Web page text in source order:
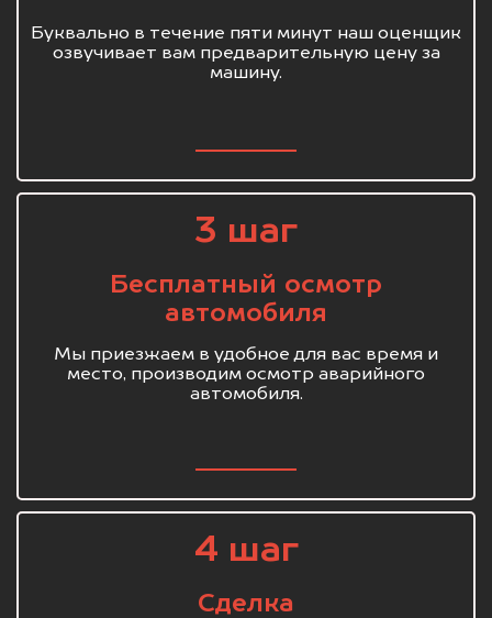
Буквально в течение пяти минут наш оценщик
озвучивает вам предварительную цену за
машину.
3 шаг
Бесплатный осмотр
автомобиля
Мы приезжаем в удобное для вас время и
место, производим осмотр аварийного
автомобиля.
4 шаг
Сделка